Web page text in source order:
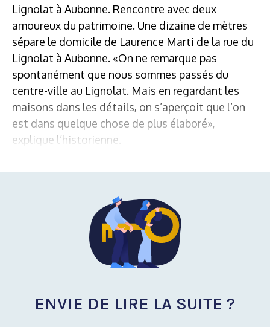
Lignolat à Aubonne. Rencontre avec deux
amoureux du patrimoine. Une dizaine de mètres
sépare le domicile de Laurence Marti de la rue du
Lignolat à Aubonne. «On ne remarque pas
spontanément que nous sommes passés du
centre-ville au Lignolat. Mais en regardant les
maisons dans les détails, on s’aperçoit que l’on
est dans quelque chose de plus élaboré»,
explique l’historienne.
ENVIE DE LIRE LA SUITE ?